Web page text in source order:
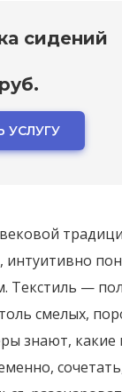
сидений
УСЛУГУ
интуитивно
Текстиль —
смелых,
знают,